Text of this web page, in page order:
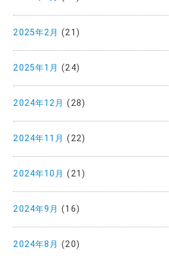
2025年2月 (21)
2025年1月 (24)
2024年12月 (28)
2024年11月 (22)
2024年10月 (21)
2024年9月 (16)
2024年8月 (20)